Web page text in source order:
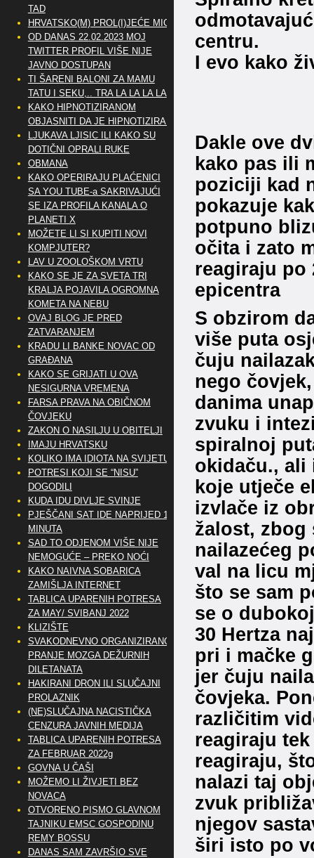
centru.
I evo kako
Dakle ove
kako pas ili
poziciji kad
pokazuje
potpuno
očita i zato
reagiraju po
epicentra
S obzirom
više puta
čuju
nego
danima
zvuku i
spiralnoj
okidaču., ali
koje utječe
izvlače iz
žalost,
nailazećeg
val na licu
što se sam
se o
30 Hertza
pri i mačke
jer čuju
čovjeka.
različitim
reagiraju
reagiraju,
nalazi taj
zvuk
njegov
širi isto po
TAD
HRVATSKO(M) PROL(I)JEĆE MIG
OD DANAS 22.02.2023 MOJ
TWITTER PROFIL VIŠE NIJE
JAVNO DOSTUPAN
TI ŠARENI BALONI ZA MAMU
TATU I SEKU,.. TRA LA LA LA LA
KAKO HIPNOTIZIRANOM
OBJASNITI DA JE HIPNOTIZIRAN
LJUKAVA LJISIC ILI KAKO SU
DOTIČNI OPRALI RUKE
OBMANA
KAKO OPERIRAJU PLAĆENICI
SA YOU TUBE-a SAKRIVAJUĆI
SE IZA PROFILA KANALA O
PLANETI X
MOŽETE LI SI KUPITI NOVI
KOMPJUTER?
LAV U ZOOLOŠKOM VRTU
KAKO SE JE ZA SVETA TRI
KRALJA POJAVILA OGROMNA
KOMETA NA NEBU
OVAJ BLOG JE PRED
ZATVARANJEM
KRADU LI BANKE NOVAC OD
GRAĐANA
KAKO SE GRIJATI U OVA
NESIGURNA VREMENA
FARSA PRAVA NA OBIČNOM
ČOVJEKU
ZAKON O NASILJU U OBITELJI
IMAJU HRVATSKU
KOLIKO IMA IDIOTA NA SVIJETU?
POTRESI KOJI SE “NISU”
DOGODILI
KUDA IDU DIVLJE SVINJE
PJEŠČANI SAT IDE NAPRIJED 10
MINUTA
SAD TO ODJENOM VIŠE NIJE
NEMOGUĆE – PREKO NOĆI
KAKO NAIVNA SOBARICA
ZAMIŠLJA INTERNET
TABLICA UPARENIH POTRESA
ZA MAY/ SVIBANJ 2022
KLIZIŠTE
SVAKODNEVNO ORGANIZIRANO
PRANJE MOZGA DEŽURNIH
DILETANATA
HAKIRANI DRON ILI SLUČAJNI
PROLAZNIK
(NE)SLUČAJNA NACISTIČKA
CENZURA JAVNIH MEDIJA
TABLICA UPARENIH POTRESA
ZA FEBRUAR 2022g
GOVNA U ČAŠI
MOŽEMO LI ŽIVJETI BEZ
NOVACA
OTVORENO PISMO GLAVNOM
TAJNIKU EMSC GOSPODINU
REMY BOSSU
DANAS SAM ZAVRŠIO SVE